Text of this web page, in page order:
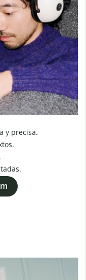
y precisa.